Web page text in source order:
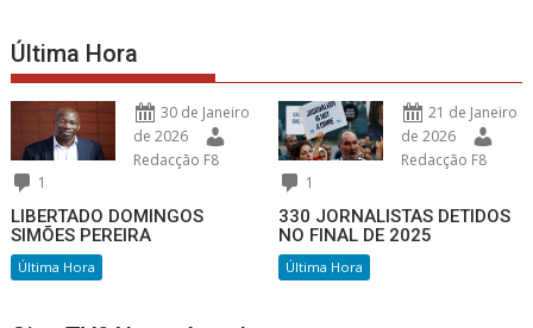
Última Hora
30 de Janeiro
de 2026
Redacção F8
1
LIBERTADO DOMINGOS
SIMÕES PEREIRA
Última Hora
21 de Janeiro
de 2026
Redacção F8
1
330 JORNALISTAS DETIDOS
NO FINAL DE 2025
Última Hora